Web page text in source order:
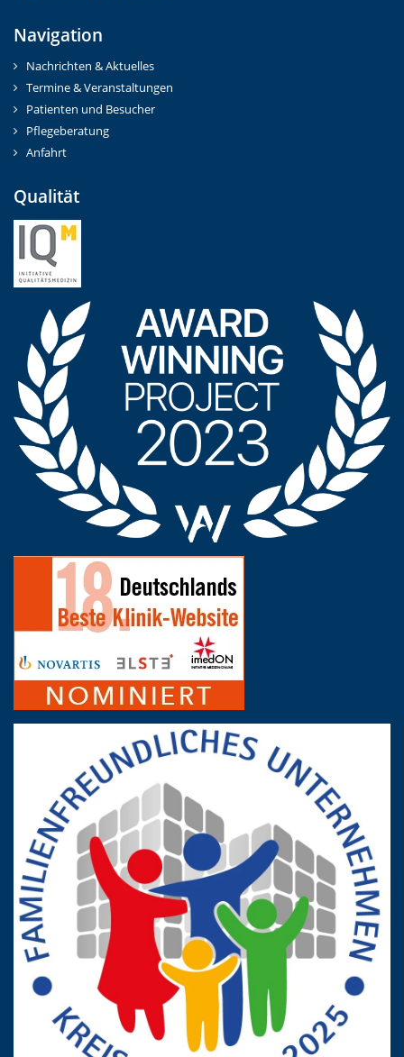
Navigation
Nachrichten & Aktuelles
Termine & Veranstaltungen
Patienten und Besucher
Pflegeberatung
Anfahrt
Qualität